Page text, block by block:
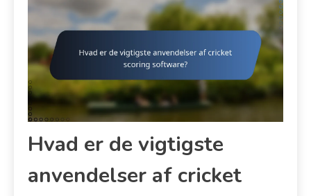
Hvad er de vigtigste
anvendelser af cricket